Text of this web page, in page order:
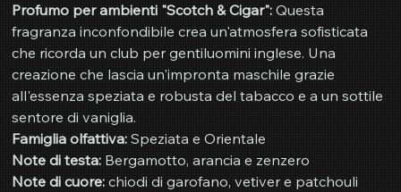
Profumo per ambienti "Scotch & Cigar": Questa
fragranza inconfondibile crea un'atmosfera sofisticata
che ricorda un club per gentiluomini inglese. Una
creazione che lascia un'impronta maschile grazie
all'essenza speziata e robusta del tabacco e a un sottile
sentore di vaniglia.
Famiglia olfattiva: Speziata e Orientale
Note di testa: Bergamotto, arancia e zenzero
Note di cuore: chiodi di garofano, vetiver e patchouli